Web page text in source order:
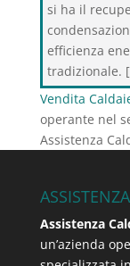
si ha il
efficienza
tradizionale. [
Vendita
operante nel
Assistenza
Assistenza
un’azienda